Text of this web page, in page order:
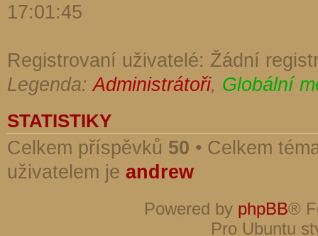
17:01:45
Registrovaní uživatelé: Žádní
Legenda:Administrátoři, Globální
STATISTIKY
Celkem příspěvků 50 • Celkem
uživatelem je andrew
Powered by phpBB®
Pro Ubuntu